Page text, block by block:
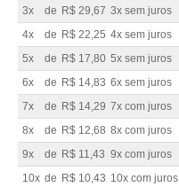
3x
de R$ 29,67 3x sem juros
4x
de R$ 22,25 4x sem juros
5x
de R$ 17,80 5x sem juros
6x
de R$ 14,83 6x sem juros
7x
de R$ 14,29 7x com juros
8x
de R$ 12,68 8x com juros
9x
de R$ 11,43 9x com juros
10x de R$ 10,43 10x com juros